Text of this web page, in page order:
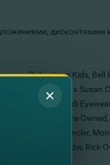
дисконтными
Balenciaga Kids, Bell
Christian Dior x Susan
XXX, Fendi, Fendi
Kids, Hermes Pre-
Margiela, Moncler,
Owens Drkshdw, Rick
та Zenith;